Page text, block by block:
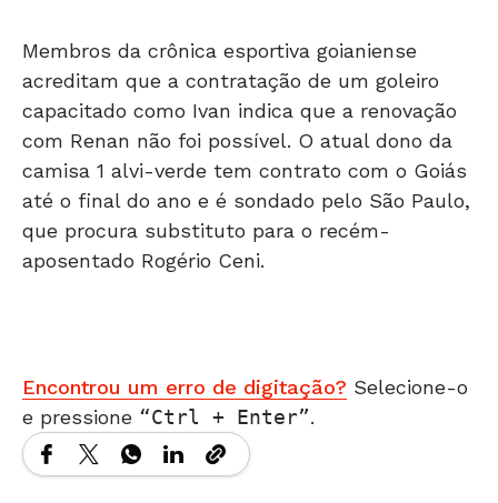
Membros da crônica esportiva goianiense
acreditam que a contratação de um goleiro
capacitado como Ivan indica que a renovação
com Renan não foi possível. O atual dono da
camisa 1 alvi-verde tem contrato com o Goiás
até o final do ano e é sondado pelo São Paulo,
que procura substituto para o recém-
aposentado Rogério Ceni.
Encontrou um erro de digitação? Selecione-o
e pressione
Ctrl + Enter .